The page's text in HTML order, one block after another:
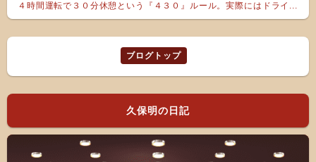
４時間運転で３０分休憩という『４３０』ルール。実際にはドライ...
ブログトップ
久保明の日記